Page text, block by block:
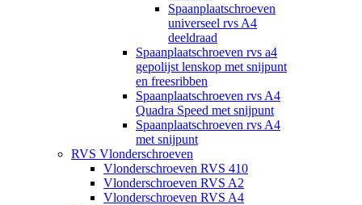
Spaanplaatschroeven
universeel rvs A4
deeldraad
Spaanplaatschroeven rvs a4
gepolijst lenskop met snijpunt
en freesribben
Spaanplaatschroeven rvs A4
Quadra Speed met snijpunt
Spaanplaatschroeven rvs A4
met snijpunt
RVS Vlonderschroeven
Vlonderschroeven RVS 410
Vlonderschroeven RVS A2
Vlonderschroeven RVS A4